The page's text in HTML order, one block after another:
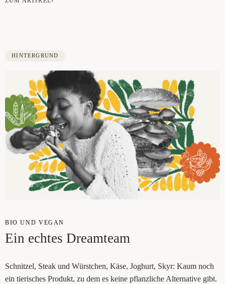
HINTERGRUND
BIO UND VEGAN
Ein ech­tes Dreamteam
Schnit­zel, Steak und Würst­chen, Käse, Joghurt, Skyr: Kaum noch
ein tie­ri­sches Pro­dukt, zu dem es kei­ne pflanz­li­che Alter­na­ti­ve gibt.